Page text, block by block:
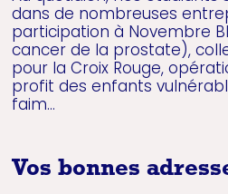
dans de nombreuses
participation à Novembre
cancer de la prostate),
pour la Croix Rouge,
profit des enfants
faim…
Vos bonnes